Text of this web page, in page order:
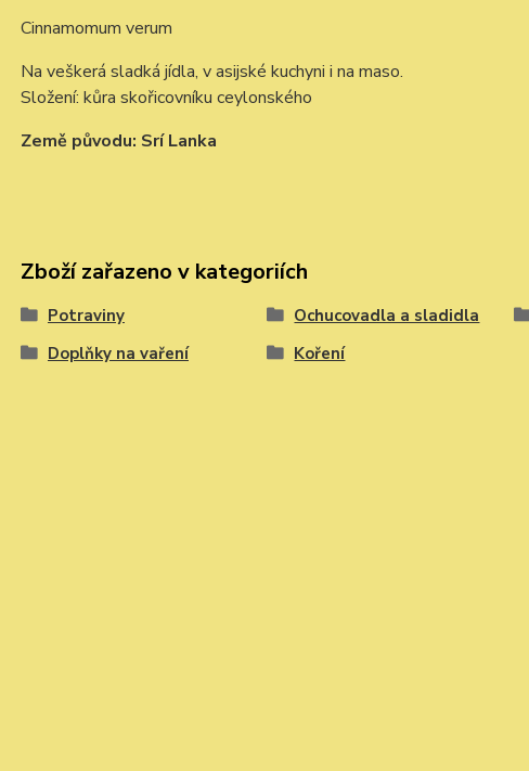
Cinnamomum verum
Na veškerá sladká jídla, v asijské kuchyni i na maso.
Složení: kůra skořicovníku ceylonského
Země původu: Srí Lanka
Zboží zařazeno v kategoriích
Potraviny Ochucovadla a sladidla
Doplňky na vaření
Koření